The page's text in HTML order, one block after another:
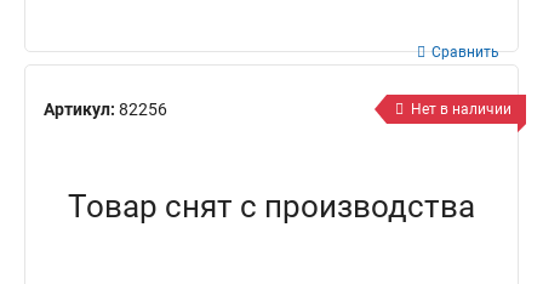
Артикул: 82256
Сравнить
Нет в наличии
Товар снят с производства